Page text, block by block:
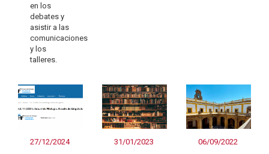
en los
debates y
asistir a las
comunicaciones
y los
talleres.
27/12/2024 31/01/2023 06/09/2022